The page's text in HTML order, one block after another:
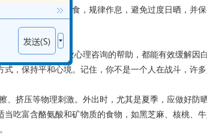
伤，保持均衡饮食，规律作息，避免过度日晒，并保
理自己的健康：
理解，还是专业心理咨询的帮助，都能有效缓解因白
，保持平和心境。记住，你不是一个人在战斗，许多
挤压等物理刺激。外出时，尤其是夏季，应做好防晒
吃富含酪氨酸和矿物质的食物，如黑芝麻、核桃、牛